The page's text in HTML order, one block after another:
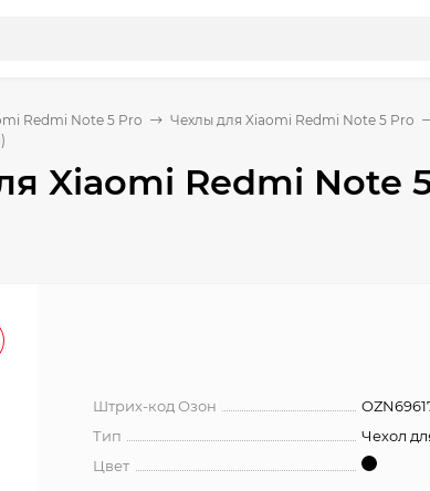
Redmi Note 5 Pro
Чехлы для Xiaomi Redmi Note 5 Pro
Xiaomi Redmi Note
Штрих-код Озон
Тип
Чехол
Цвет